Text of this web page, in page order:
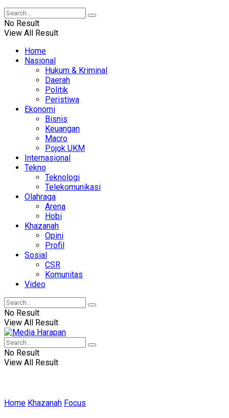
No Result
View All Result
Home
Nasional
Hukum & Kriminal
Daerah
Politik
Peristiwa
Ekonomi
Bisnis
Keuangan
Macro
Pojok UKM
Internasional
Tekno
Teknologi
Telekomunikasi
Olahraga
Arena
Hobi
Khazanah
Opini
Profil
Sosial
CSR
Komunitas
Video
No Result
View All Result
No Result
View All Result
Home Khazanah Focus